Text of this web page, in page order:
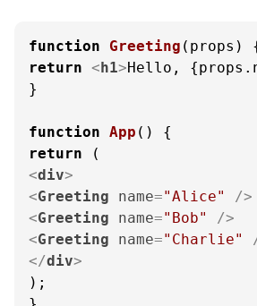
function Greeting ( props
return <h1>Hello,
}
function App (
return
<div>
<Greeting name="Alice"
/>
<Greeting name="Bob"
/>
<Greeting name="Charlie"
</div>
);